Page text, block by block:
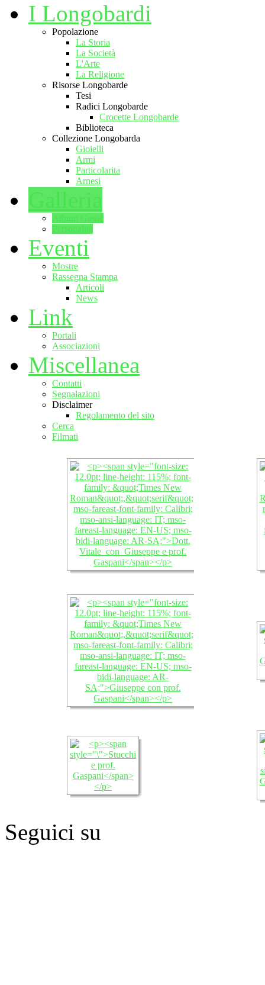
I Longobardi
Popolazione
La Storia
La Società
L'Arte
La Religione
Risorse Longobarde
Tesi
Radici Longobarde
Crocette Longobarde
Biblioteca
Collezione Longobarda
Gioielli
Armi
Particolarita
Arnesi
Eventi
Mostre
Rassegna Stampa
Articoli
News
Link
Portali
Associazioni
Miscellanea
Contatti
Segnalazioni
Disclaimer
Regolamento del sito
Cerca
Filmati
Seguici su